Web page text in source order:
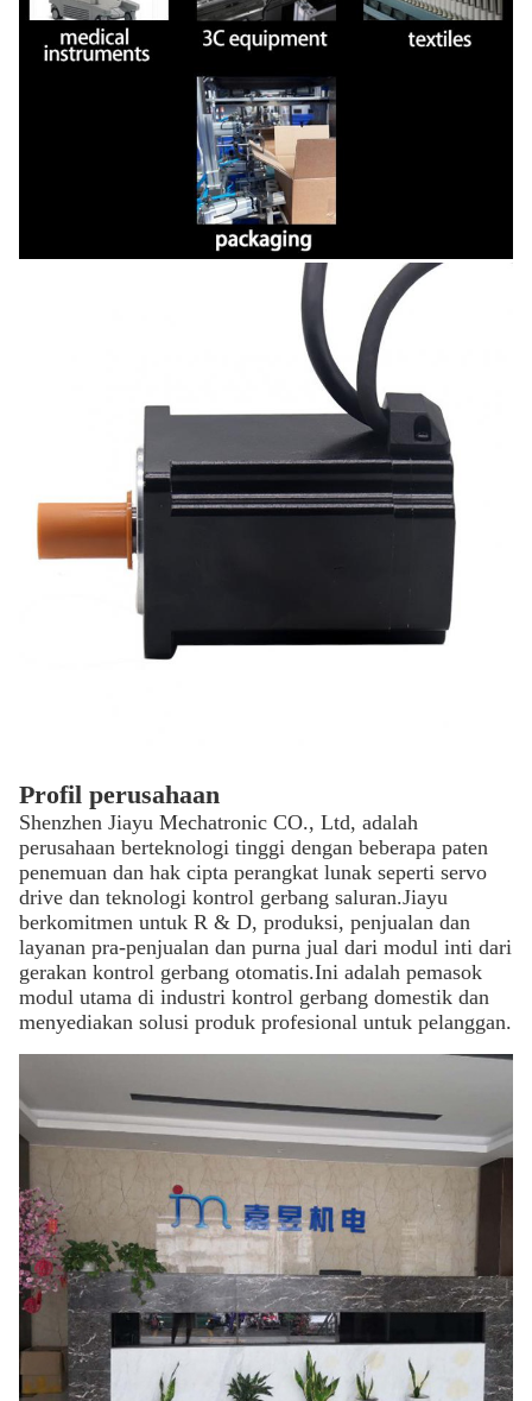
Profil perusahaan
Shenzhen Jiayu Mechatronic CO., Ltd, adalah
perusahaan berteknologi tinggi dengan beberapa paten
penemuan dan hak cipta perangkat lunak seperti servo
drive dan teknologi kontrol gerbang saluran.Jiayu
berkomitmen untuk R & D, produksi, penjualan dan
layanan pra-penjualan dan purna jual dari modul inti dari
gerakan kontrol gerbang otomatis.Ini adalah pemasok
modul utama di industri kontrol gerbang domestik dan
menyediakan solusi produk profesional untuk pelanggan.